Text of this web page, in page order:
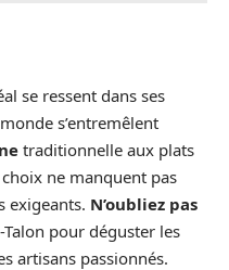
se ressent dans ses
s’entremêlent
traditionnelle aux plats
ne manquent pas
exigeants. N’oubliez pas
pour déguster les
artisans passionnés.